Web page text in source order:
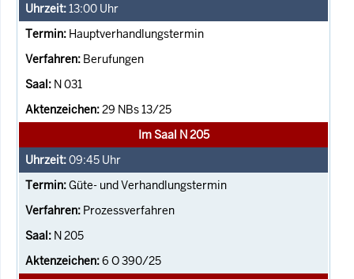
13:00 Uhr
Hauptverhandlungstermin
Berufungen
N 031
29 NBs 13/25
Im Saal N 205
09:45 Uhr
Güte- und Verhandlungstermin
Prozessverfahren
N 205
6 O 390/25